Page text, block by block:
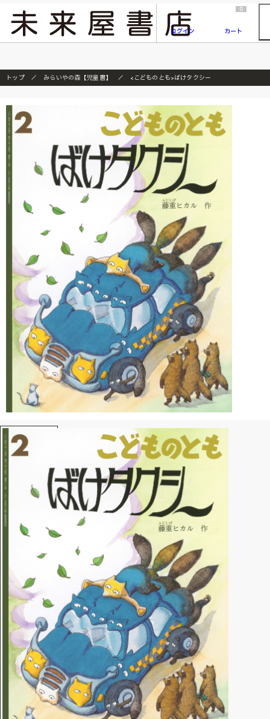
『ONE PIECE magazine 021 ONE PIECEカード付き同梱版』発売延期のご案内
ログイン
0
カート
トップ みらいやの森【児童書】 <こどものとも>ばけタクシー